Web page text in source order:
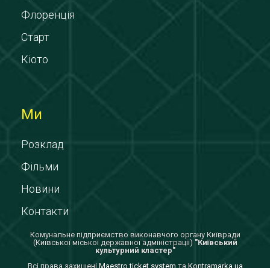
Флоренція
Старт
Кіото
Ми
Розклад
Фільми
Новини
Контакти
Комунальне підприємство виконавчого органу Київради
(Київської міської державної адміністрації) "Київський
культурний кластер"
Всi права захищенi Maestro ticket system та Kontramarka.ua